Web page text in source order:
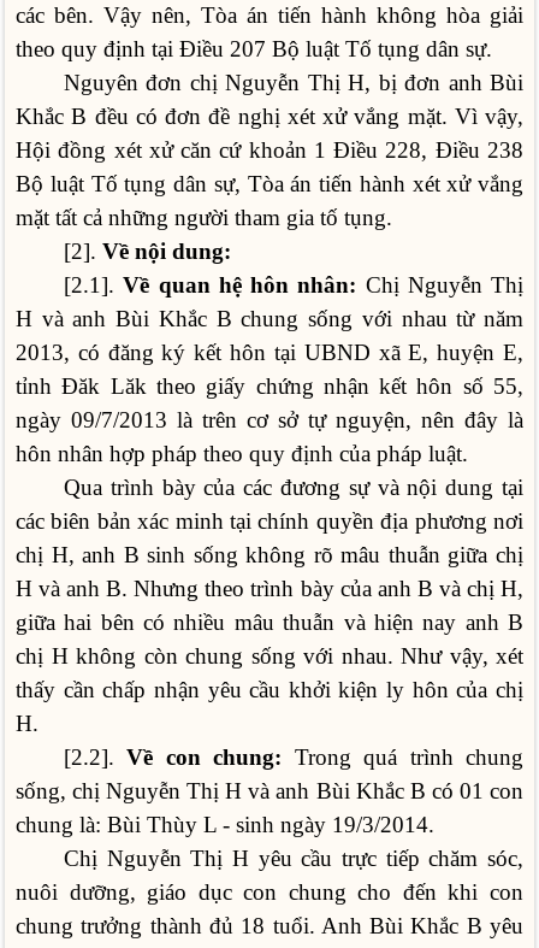
các bên. Vậy nên, Tòa án tiến hành không hòa giải
theo quy định tại Điều 207 Bộ luật Tố tụng dân sự.
Nguyên đơn chị Nguyễn Thị H, bị đơn anh Bùi
Khắc B đều có đơn đề nghị xét xử vắng mặt. Vì vậy,
Hội đồng xét xử căn cứ khoản 1 Điều 228, Điều 238
Bộ luật Tố tụng dân sự, Tòa án tiến hành xét xử vắng
mặt tất cả những người tham gia tố tụng.
[2]. Về nội dung:
[2.1].Về quan hệ hôn nhân: Chị Nguyễn Thị
H và anh Bùi Khắc B chung sống với nhau từ năm
2013, có đăng ký kết hôn tại UBND xã E, huyện E,
tỉnh Đăk Lăk theo giấy chứng nhận kết hôn số 55,
ngày 09/7/2013 là trên cơ sở tự nguyện, nên đây là
hôn nhân hợp pháp theo quy định của pháp luật.
Qua trình bày của các đương sự và nội dung tại
các biên bản xác minh tại chính quyền địa phương nơi
chị H, anh B sinh sống không rõ mâu thuẫn giữa chị
H và anh B. Nhưng theo trình bày của anh B và chị H,
giữa hai bên có nhiều mâu thuẫn và hiện nay anh B
chị H không còn chung sống với nhau. Như vậy, xét
thấy cần chấp nhận yêu cầu khởi kiện ly hôn của chị
H.
[2.2].Về con chung: Trong quá trình chung
sống, chị Nguyễn Thị H và anh Bùi Khắc B có 01 con
chung là: Bùi Thùy L - sinh ngày 19/3/2014.
Chị Nguyễn Thị H yêu cầu trực tiếp chăm sóc,
nuôi dưỡng, giáo dục con chung cho đến khi con
chung trưởng thành đủ 18 tuổi. Anh Bùi Khắc B yêu